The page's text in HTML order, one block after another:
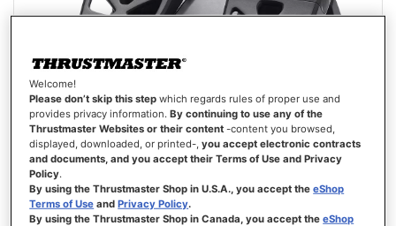
T.FLIGHT RUDDER PEDALS
Welcome!
Please don’t skip this step which regards rules of proper use and
provides privacy information.By continuing to use any of the
Thrustmaster Websites or their content -content you browsed,
displayed, downloaded, or printed-,you accept electronic contracts
and documents, and you accept their Terms of Use and Privacy
Policy.
By using the Thrustmaster Shop in U.S.A., you accept theeShop
Terms of Use andPrivacy Policy.
By using the Thrustmaster Shop in Canada, you accept theeShop